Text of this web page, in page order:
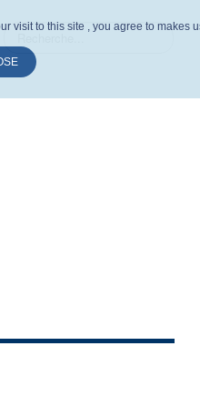
visit to this site , you agree to makes